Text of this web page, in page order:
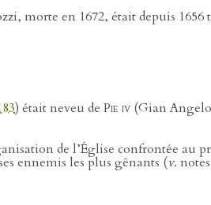
morte en 1672, était depuis
) était neveu de Pie iv (Gian
de l’Église confrontée au
ennemis les plus gênants (v. notes